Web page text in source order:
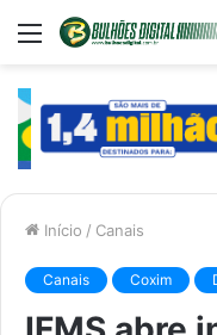
Menu
Início / Canais
Canais Coxim